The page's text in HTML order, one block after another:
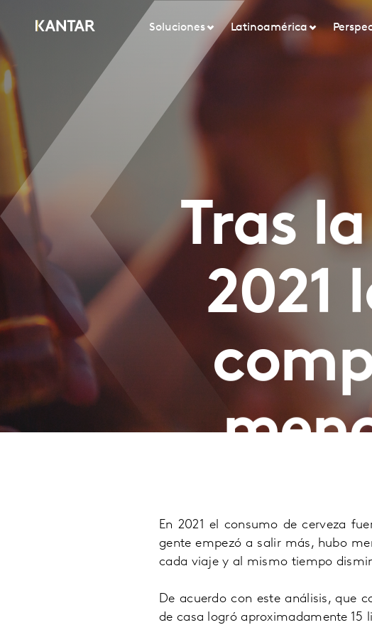
Soluciones Latinoamérica
Tras
2021
En 2021 el consumo de cerveza
gente empezó a salir más, hubo
cada viaje y al mismo tiempo
De acuerdo con este análisis, que
de casa logró aproximadamente 15